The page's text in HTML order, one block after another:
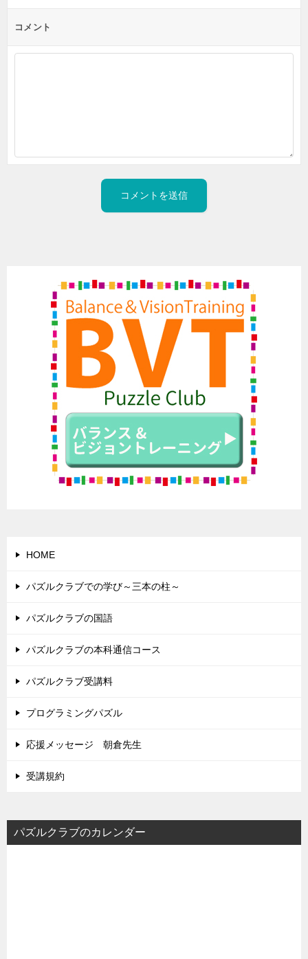
コメント
HOME
パズルクラブでの学び～三本の柱～
パズルクラブの国語
パズルクラブの本科通信コース
パズルクラブ受講料
プログラミングパズル
応援メッセージ 朝倉先生
受講規約
パズルクラブのカレンダー